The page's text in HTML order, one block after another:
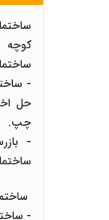
کوچه
حل
چپ.
-
ساختمان
- ساختمان